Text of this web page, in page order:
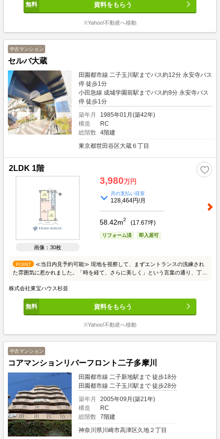
資料をもらう
※Yahoo!不動産へ移動
中古マンション
セルバ大蔵
田園都市線 二子玉川駅までバス約12分 永安寺バス
停 徒歩1分
小田急線 成城学園前駅までバス約9分 永安寺バス
停 徒歩1分
築年月
1985年01月(築42年)
構造
RC
総階数
4階建
東京都世田谷区大蔵６丁目
2LDK 1階
画像：30枚
3,980万円
月の支払い目安
128,464円/月
58.42m2 (17.67坪)
リフォーム済 即入居可
POINT
≪当日内見予約可能≫ 現地を視察して、まずエントランスの洗練され
た雰囲気に惹かれました。「時を経て、さらに美しく」という言葉の通り、丁寧
が迎えてくれます。この広さがあれば、大きめのソファを置いても余裕があり、
大切なペットものびのびと過ごせそうです 。現在、キッチンや浴室、トイレな
どの水回りをはじめ、クロスやフローリングに至るまで細部まで新規リフォーム
が進んでおり、機能性と美しさを兼ね備えた空間へと生まれ変わっています 。
交通面では、二子玉川・成城学園前行きのバスが頻繁に出ているバス停まで徒歩
のちょっとした買い物にも困りません 。リフォーム済みの清潔感と、ペットと
暮らせる安心感をぜひ現地で確かめてみてください 。 現地案内会（事前に必ず
お問い合わせください） 日程/公開中 時間/9:00～21:00 ■日時 毎日、ご見学・ご
相談が可能です。 ■ご案内方法 ご自宅へお迎え・現地待ち合わせ・最寄り駅で
待ち合わせ・弊社へのご来社等ご相談ください。 ■キッズスペース完備 弊社に
はお子様が退屈しないよう、キッズスペースも充実しております。 是非ご家族
皆様でご来社頂ければ幸いです。 ■お車の無料提携駐車場がございます。 詳し
くは営業スタッフにお尋ねください。 ■住宅ローンもお任せください グループ
創業40年で培った信頼と実績による手厚いローンの斡旋が可能です。 お客様に
合った最適なプランをご提案させて頂きます。 先ずは、お気軽にご連絡頂けれ
ば幸いです。
株式会社東宝ハウス杉並
資料をもらう
※Yahoo!不動産へ移動
中古マンション
コアマンションリバーフロント二子多摩川
田園都市線 二子新地駅まで 徒歩18分
田園都市線 二子玉川駅まで 徒歩28分
築年月
2005年09月(築21年)
構造
RC
総階数
7階建
神奈川県川崎市高津区久地２丁目